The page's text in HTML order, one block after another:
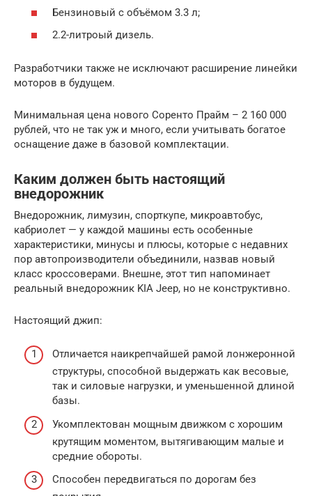
Бензиновый с объёмом 3.3 л;
2.2-литроый дизель.
Разработчики также не исключают расширение линейки
моторов в будущем.
Минимальная цена нового Соренто Прайм – 2 160 000
рублей, что не так уж и много, если учитывать богатое
оснащение даже в базовой комплектации.
Каким должен быть настоящий
внедорожник
Внедорожник, лимузин, спорткупе, микроавтобус,
кабриолет — у каждой машины есть особенные
характеристики, минусы и плюсы, которые с недавних
пор автопроизводители объединили, назвав новый
класс кроссоверами. Внешне, этот тип напоминает
реальный внедорожник KIA Jeep, но не конструктивно.
Настоящий джип:
Отличается наикрепчайшей рамой лонжеронной
структуры, способной выдержать как весовые,
так и силовые нагрузки, и уменьшенной длиной
базы.
Укомплектован мощным движком с хорошим
крутящим моментом, вытягивающим малые и
средние обороты.
Способен передвигаться по дорогам без